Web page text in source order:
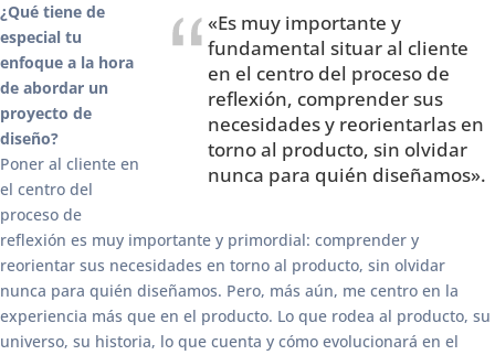
«Es muy importante y
fundamental situar al cliente
en el centro del proceso de
reflexión, comprender sus
necesidades y reorientarlas en
torno al producto, sin olvidar
nunca para quién diseñamos».
¿Qué tiene de
especial tu
enfoque a la hora
de abordar un
proyecto de
diseño?
Poner al cliente en
el centro del
proceso de
reflexión es muy importante y primordial: comprender y
reorientar sus necesidades en torno al producto, sin olvidar
nunca para quién diseñamos. Pero, más aún, me centro en la
experiencia más que en el producto. Lo que rodea al producto, su
universo, su historia, lo que cuenta y cómo evolucionará en el